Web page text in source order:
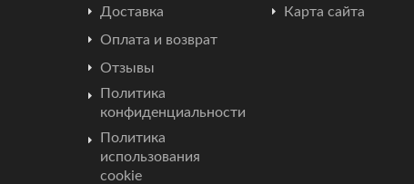
Доставка
Оплата и возврат
Отзывы
Политика
конфиденциальности
Политика
использования
cookie
Карта сайта